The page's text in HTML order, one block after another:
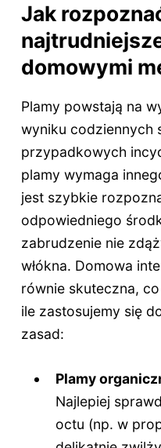
Jak
domowymi
Plamy powstają na
wyniku codziennych
przypadkowych
plamy wymaga
jest szybkie
odpowiedniego
zabrudzenie nie
włókna. Domowa
równie skuteczna,
ile zastosujemy się
zasad:
Plamy
Najlepiej
octu (np. w